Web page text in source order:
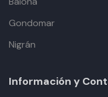
Gondomar
Nigrán
Información y